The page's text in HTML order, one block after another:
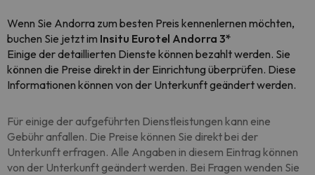
Wenn Sie Andorra zum besten Preis kennenlernen möchten,
buchen Sie jetzt im Insitu Eurotel Andorra 3*
Einige der detaillierten Dienste können bezahlt werden. Sie
können die Preise direkt in der Einrichtung überprüfen. Diese
Informationen können von der Unterkunft geändert werden.
Für einige der aufgeführten Dienstleistungen kann eine
Gebühr anfallen. Die Preise können Sie direkt bei der
Unterkunft erfragen. Alle Angaben in diesem Eintrag können
von der Unterkunft geändert werden. Bei Fragen wenden Sie